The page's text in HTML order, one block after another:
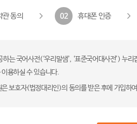
관 동의 02 휴대폰 인증
는 국어사전(‘우리말샘’, ‘표준국어대사전’) 누
이용하실 수 있습니다.
보호자(법정대리인)의 동의를 받은 후에 가입하